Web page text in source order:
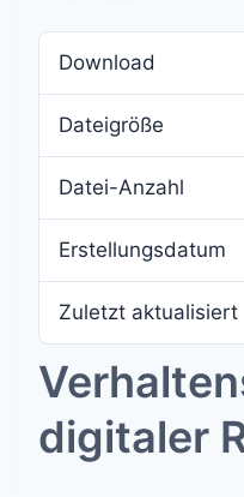
Download
Dateigröße
Datei-Anzahl
Erstellungsdatum
Zuletzt aktualisiert
digitaler